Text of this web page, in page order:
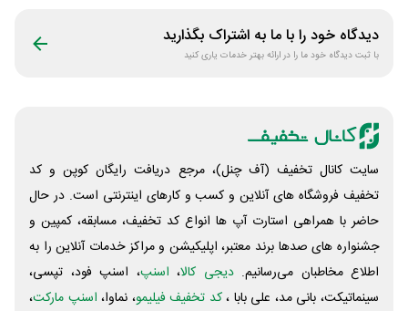
دیدگاه خود را با ما به اشتراک بگذارید
با ثبت دیدگاه خود ما را در ارائه بهتر خدمات یاری کنید
سایت کانال تخفیف (آف چنل)، مرجع دریافت رایگان کوپن و کد
تخفیف فروشگاه های آنلاین و کسب و‌ کارهای اینترنتی است. در حال
حاضر با همراهی استارت آپ ها انواع کد تخفیف، مسابقه، کمپین و
جشنواره های صدها برند معتبر، اپلیکیشن و مراکز خدمات آنلاین را به
اطلاع مخاطبان می‌رسانیم. دیجی کالا، اسنپ، اسنپ فود، تپسی،
سینماتیکت، بانی مد، علی‌ بابا ،کد تخفیف فیلیمو، نماوا، اسنپ مارکت،